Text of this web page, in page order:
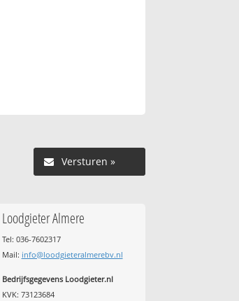
Versturen »
Loodgieter Almere
Tel: 036-7602317
Mail: info@loodgieteralmerebv.nl
Bedrijfsgegevens Loodgieter.nl
KVK: 73123684